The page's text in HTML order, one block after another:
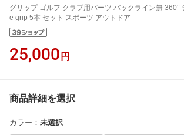
グリップ ゴルフ クラブ用パーツ バックライン無 360°
e grip 5本 セット スポーツ アウトドア
25,000 円
商品詳細を選択
カラー ： 未選択